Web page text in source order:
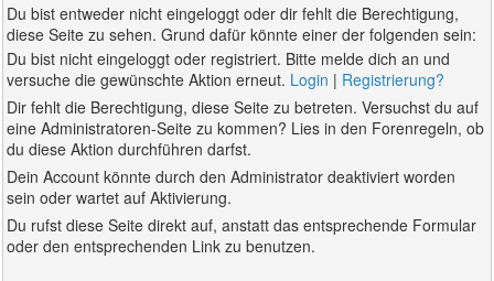
Du bist entweder nicht eingeloggt oder dir fehlt die Berechtigung,
diese Seite zu sehen. Grund dafür könnte einer der folgenden sein:
Du bist nicht eingeloggt oder registriert. Bitte melde dich an und
versuche die gewünschte Aktion erneut. Login | Registrierung?
Dir fehlt die Berechtigung, diese Seite zu betreten. Versuchst du auf
eine Administratoren-Seite zu kommen? Lies in den Forenregeln, ob
du diese Aktion durchführen darfst.
Dein Account könnte durch den Administrator deaktiviert worden
sein oder wartet auf Aktivierung.
Du rufst diese Seite direkt auf, anstatt das entsprechende Formular
oder den entsprechenden Link zu benutzen.